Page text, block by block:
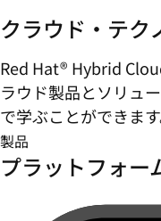
クラウド・テク
Red Hat® Hybrid
ラウド製品とソリュ
で学ぶことができます
製品
プラットフォー